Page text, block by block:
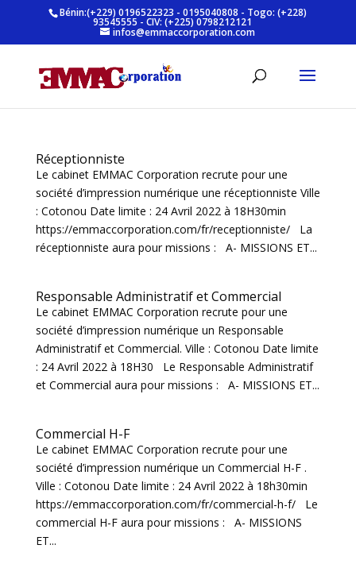
Bénin:(+229) 0196522323 - 0195040808 - Togo: (+228)
93545555 - CIV: (+225) 0798212121
infos@emmaccorporation.com
Réceptionniste
Le cabinet EMMAC Corporation recrute pour une
société d’impression numérique une réceptionniste Ville
: Cotonou Date limite : 24 Avril 2022 à 18H30min
https://emmaccorporation.com/fr/receptionniste/ La
réceptionniste aura pour missions : A- MISSIONS ET...
Responsable Administratif et Commercial
Le cabinet EMMAC Corporation recrute pour une
société d’impression numérique un Responsable
Administratif et Commercial. Ville : Cotonou Date limite
: 24 Avril 2022 à 18H30 Le Responsable Administratif
et Commercial aura pour missions : A- MISSIONS ET...
Commercial H-F
Le cabinet EMMAC Corporation recrute pour une
société d’impression numérique un Commercial H-F .
Ville : Cotonou Date limite : 24 Avril 2022 à 18h30min
https://emmaccorporation.com/fr/commercial-h-f/ Le
commercial H-F aura pour missions : A- MISSIONS
ET...